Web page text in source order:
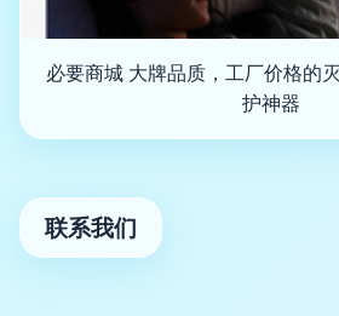
必要商城 大牌品质，工厂价格的
护神器
联系我们